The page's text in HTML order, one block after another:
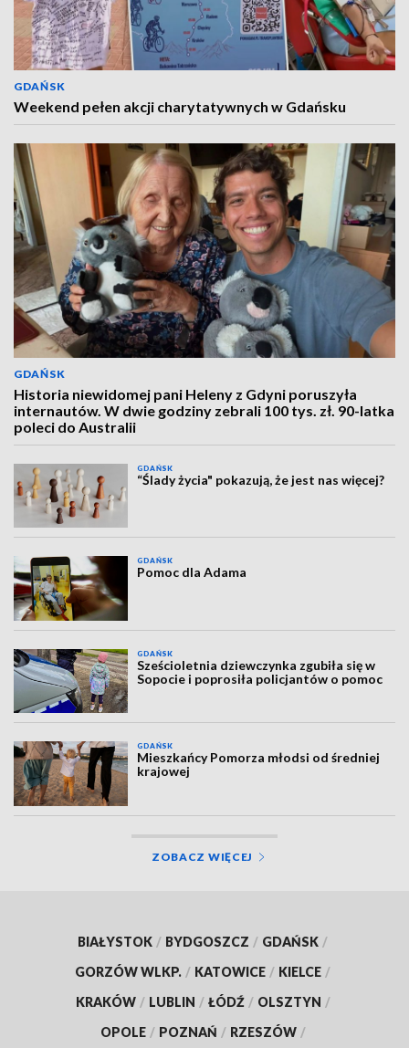
GDAŃSK
Weekend pełen akcji charytatywnych w Gdańsku
GDAŃSK
Historia niewidomej pani Heleny z Gdyni poruszyła
internautów. W dwie godziny zebrali 100 tys. zł. 90-latka
poleci do Australii
GDAŃSK
“Ślady życia" pokazują, że jest nas więcej?
GDAŃSK
Pomoc dla Adama
GDAŃSK
Sześcioletnia dziewczynka zgubiła się w
Sopocie i poprosiła policjantów o pomoc
GDAŃSK
Mieszkańcy Pomorza młodsi od średniej
krajowej
ZOBACZ WIĘCEJ
BIAŁYSTOK / BYDGOSZCZ / GDAŃSK /
GORZÓW WLKP. / KATOWICE / KIELCE /
KRAKÓW / LUBLIN / ŁÓDŹ / OLSZTYN /
OPOLE / POZNAŃ / RZESZÓW /